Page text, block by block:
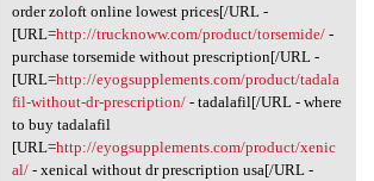
order zoloft online lowest prices[/URL -
[URL=http://trucknoww.com/product/torsemide/-
purchase torsemide without prescription[/URL -
[URL=http://eyogsupplements.com/product/tadala
fil-without-dr-prescription/- tadalafil[/URL - where
to buy tadalafil
[URL=http://eyogsupplements.com/product/xenic
al/- xenical without dr prescription usa[/URL -